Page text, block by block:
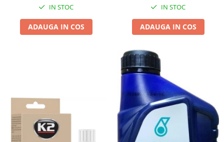
IN STOC
ADAUGA IN COS
IN STOC
ADAUGA IN COS